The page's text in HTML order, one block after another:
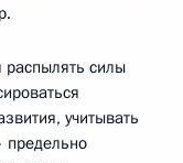
распылять силы
учитывать
предельно